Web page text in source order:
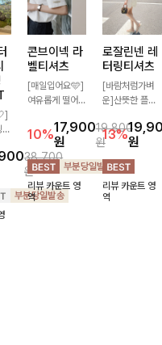
롭
38,700
원
콘브이넥 라
벨티셔츠
[매일입어요🩵]
여유롭게 떨어지
끔한 브이넥 디
자인으로 데일리
하게 즐기기 좋
은 티셔츠- 소매
라벨 디테일이
은은한 포인트를
10%17,900
원
19,800
원
리뷰 카운트 영
역
로잘린넨 레
터링티셔츠
[바람처럼가벼
운]산뜻한 플라
유로운 핏이 어
우러져 편안하게
즐기기 좋은 티
셔츠 💚 롤업 소
매 디테일과 부
드러운 분위기가
13%원
리뷰 카운트 영
역